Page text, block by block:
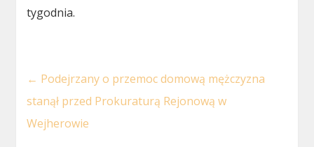
tygodnia.
← Podejrzany o przemoc domową mężczyzna
stanął przed Prokuraturą Rejonową w
Wejherowie